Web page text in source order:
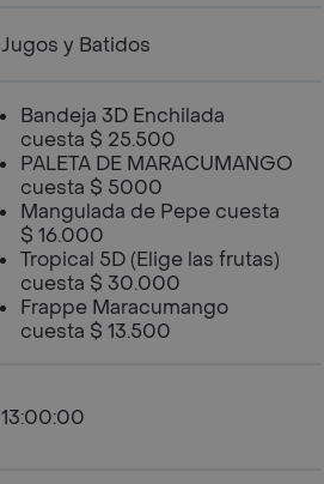
Jugos y Batidos
Bandeja 3D Enchilada
cuesta $ 25.500
PALETA DE MARACUMANGO
cuesta $ 5000
Mangulada de Pepe cuesta
$ 16.000
Tropical 5D (Elige las frutas)
cuesta $ 30.000
Frappe Maracumango
cuesta $ 13.500
13:00:00